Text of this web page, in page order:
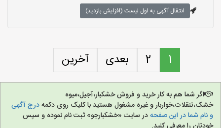
انتقال آگهی به اول لیست (افزایش بازدید)
1
2 بعدی آخرین
اگر شما هم به کار خرید و فروش خشکبار،آجیل،میوه
خشک،تنقلات،خواربار و غیره مشغول هستید با کلیک روی دکمهدرج آگهی
و نام شما در این صفحهدر سایت «خشکبارجو» ثبت نام نموده و سپس